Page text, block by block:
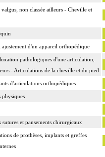
non classée ailleurs - Cheville et
ajustement d'un appareil orthopédique
pathologiques d'une articulation,
- Articulations de la cheville et du pied
d'articulations orthopédiques
physiques
sutures et pansements chirurgicaux
de prothèses, implants et greffes